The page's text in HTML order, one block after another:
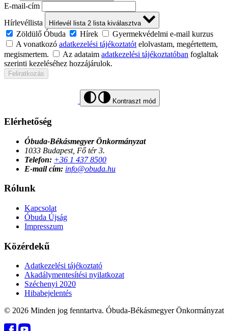
E-mail-cím
Hírlevéllista
Hírlevél lista 2 lista kiválasztva
Zöldülő Óbuda Hírek
Gyermekvédelmi e-mail kurzus
A vonatkozó adatkezelési tájékoztatót elolvastam, megértettem,
megismertem.
Az adataim adatkezelési tájékoztatóban foglaltak
szerinti kezeléséhez hozzájárulok.
Feliratkozás
Kontraszt mód
Elérhetőség
Óbuda-Békásmegyer Önkormányzat
1033 Budapest, Fő tér 3.
Telefon: +36 1 437 8500
E-mail cím: info@obuda.hu
Rólunk
Kapcsolat
Óbuda Újság
Impresszum
Közérdekű
Adatkezelési tájékoztató
Akadálymentesítési nyilatkozat
Széchenyi 2020
Hibabejelentés
© 2026 Minden jog fenntartva. Óbuda-Békásmegyer Önkormányzat